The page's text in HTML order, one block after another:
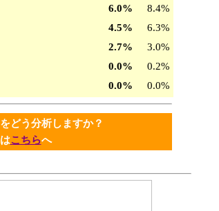
6.0%
8.4%
4.5%
6.3%
2.7%
3.0%
0.0%
0.2%
0.0% 0.0%
どう分析しますか？
こちらへ